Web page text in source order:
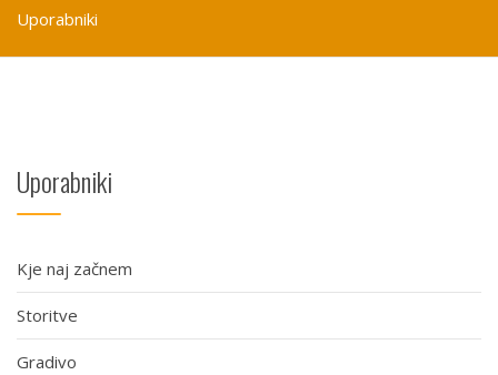
Uporabniki
Uporabniki
Kje naj začnem
Storitve
Gradivo